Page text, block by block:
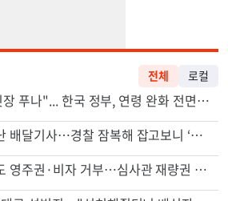
전체 로컬
"65세 복수국적 빗장 푸나"... 한국 정부, 연령 완화 전면 추진
신호위반 후 달아난 배달기사…경찰 잠복해 잡고보니 ‘반전’
서류 하나만 빠져도 영주권·비자 거부…심사관 재량권 대폭 확대